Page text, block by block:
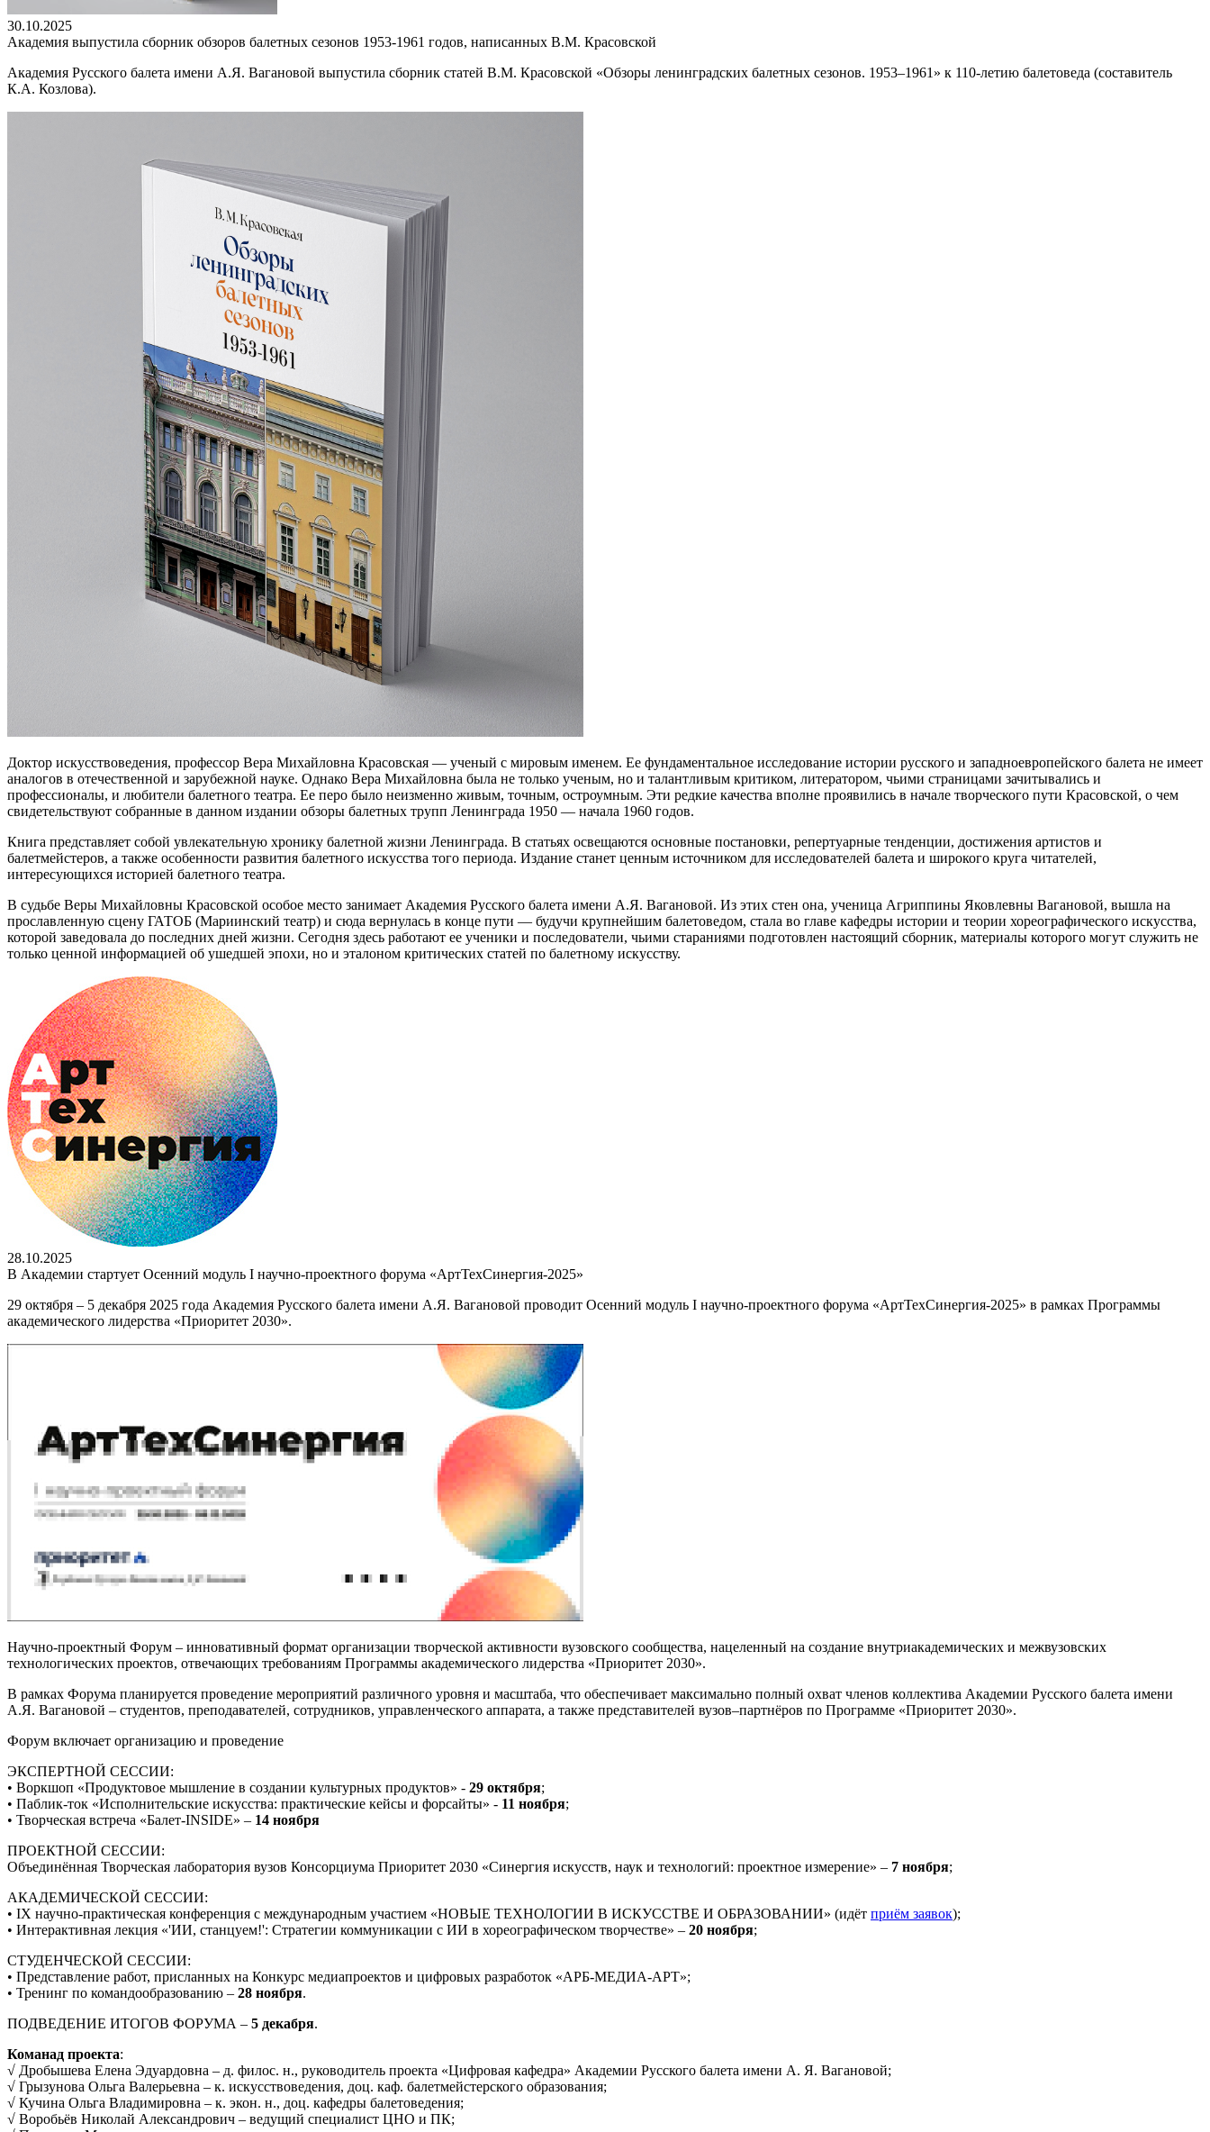
30.10.2025
Академия выпустила сборник обзоров балетных сезонов 1953-1961 годов, написанных В.М. Красовской
Академия Русского балета имени А.Я. Вагановой выпустила сборник статей В.М. Красовской «Обзоры ленинградских балетных сезонов. 1953–1961» к 110-летию балетоведа (составитель
К.А. Козлова).
Доктор искусствоведения, профессор Вера Михайловна Красовская — ученый с мировым именем. Ее фундаментальное исследование истории русского и западноевропейского балета не имеет
аналогов в отечественной и зарубежной науке. Однако Вера Михайловна была не только ученым, но и талантливым критиком, литератором, чьими страницами зачитывались и
профессионалы, и любители балетного театра. Ее перо было неизменно живым, точным, остроумным. Эти редкие качества вполне проявились в начале творческого пути Красовской, о чем
свидетельствуют собранные в данном издании обзоры балетных трупп Ленинграда 1950 — начала 1960 годов.
Книга представляет собой увлекательную хронику балетной жизни Ленинграда. В статьях освещаются основные постановки, репертуарные тенденции, достижения артистов и
балетмейстеров, а также особенности развития балетного искусства того периода. Издание станет ценным источником для исследователей балета и широкого круга читателей,
интересующихся историей балетного театра.
В судьбе Веры Михайловны Красовской особое место занимает Академия Русского балета имени А.Я. Вагановой. Из этих стен она, ученица Агриппины Яковлевны Вагановой, вышла на
прославленную сцену ГАТОБ (Мариинский театр) и сюда вернулась в конце пути — будучи крупнейшим балетоведом, стала во главе кафедры истории и теории хореографического искусства,
которой заведовала до последних дней жизни. Сегодня здесь работают ее ученики и последователи, чьими стараниями подготовлен настоящий сборник, материалы которого могут служить не
только ценной информацией об ушедшей эпохи, но и эталоном критических статей по балетному искусству.
28.10.2025
В Академии стартует Осенний модуль I научно-проектного форума «АртТехСинергия-2025»
29 октября – 5 декабря 2025 года Академия Русского балета имени А.Я. Вагановой проводит Осенний модуль I научно-проектного форума «АртТехСинергия-2025» в рамках Программы
академического лидерства «Приоритет 2030».
Научно-проектный Форум – инновативный формат организации творческой активности вузовского сообщества, нацеленный на создание внутриакадемических и межвузовских
технологических проектов, отвечающих требованиям Программы академического лидерства «Приоритет 2030».
В рамках Форума планируется проведение мероприятий различного уровня и масштаба, что обеспечивает максимально полный охват членов коллектива Академии Русского балета имени
А.Я. Вагановой – студентов, преподавателей, сотрудников, управленческого аппарата, а также представителей вузов–партнёров по Программе «Приоритет 2030».
Форум включает организацию и проведение
ЭКСПЕРТНОЙ СЕССИИ:
• Воркшоп «Продуктовое мышление в создании культурных продуктов» - 29 октября;
• Паблик-ток «Исполнительские искусства: практические кейсы и форсайты» - 11 ноября;
• Творческая встреча «Балет-INSIDE» – 14 ноября
ПРОЕКТНОЙ СЕССИИ:
Объединённая Творческая лаборатория вузов Консорциума Приоритет 2030 «Синергия искусств, наук и технологий: проектное измерение» – 7 ноября;
АКАДЕМИЧЕСКОЙ СЕССИИ:
• IХ научно-практическая конференция с международным участием «НОВЫЕ ТЕХНОЛОГИИ В ИСКУССТВЕ И ОБРАЗОВАНИИ» (идёт приём заявок);
• Интерактивная лекция «'ИИ, станцуем!': Стратегии коммуникации с ИИ в хореографическом творчестве» – 20 ноября;
СТУДЕНЧЕСКОЙ СЕССИИ:
• Представление работ, присланных на Конкурс медиапроектов и цифровых разработок «АРБ-МЕДИА-АРТ»;
• Тренинг по командообразованию – 28 ноября.
ПОДВЕДЕНИЕ ИТОГОВ ФОРУМА – 5 декабря.
Команад проекта:
√ Дробышева Елена Эдуардовна – д. филос. н., руководитель проекта «Цифровая кафедра» Академии Русского балета имени А. Я. Вагановой;
√ Грызунова Ольга Валерьевна – к. искусствоведения, доц. каф. балетмейстерского образования;
√ Кучина Ольга Владимировна – к. экон. н., доц. кафедры балетоведения;
√ Воробьёв Николай Александрович – ведущий специалист ЦНО и ПК;